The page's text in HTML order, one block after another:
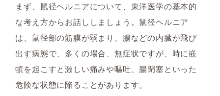
まず、鼠径ヘルニアについて、東洋医学の基本的
な考え方からお話ししましょう。鼠径ヘルニア
は、鼠径部の筋膜が弱まり、腸などの内臓が飛び
出す病態で、多くの場合、無症状ですが、時に嵌
頓を起こすと激しい痛みや嘔吐、腸閉塞といった
危険な状態に陥ることがあります。